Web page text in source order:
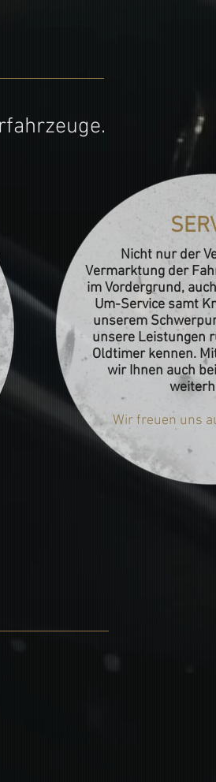
Nicht nur der
Vermarktung der
im Vordergrund,
Um-Service samt
unserem
unsere Leistungen
Oldtimer kennen.
wir Ihnen auch
Wir freuen uns